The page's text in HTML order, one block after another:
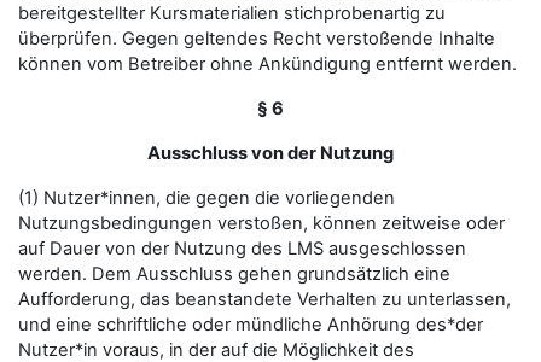
bereitgestellter Kursmaterialien stichprobenartig zu
überprüfen. Gegen geltendes Recht verstoßende Inhalte
können vom Betreiber ohne Ankündigung entfernt werden.
§ 6
Ausschluss von der Nutzung
(1) Nutzer*innen, die gegen die vorliegenden
Nutzungsbedingungen verstoßen, können zeitweise oder
auf Dauer von der Nutzung des LMS ausgeschlossen
werden. Dem Ausschluss gehen grundsätzlich eine
Aufforderung, das beanstandete Verhalten zu unterlassen,
und eine schriftliche oder mündliche Anhörung des*der
Nutzer*in voraus, in der auf die Möglichkeit des